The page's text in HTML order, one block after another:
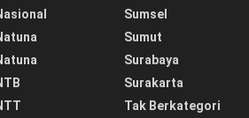
Sumsel
Sumut
Surabaya
Surakarta
Tak Berkategori